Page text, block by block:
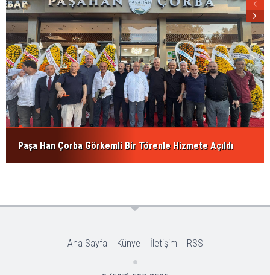
Paşa Han Çorba Görkemli Bir Törenle Hizmete Açıldı
Ana Sayfa Künye İletişim RSS